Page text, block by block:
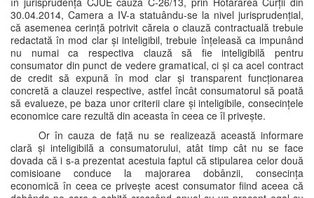
30.04.2014, Camera a IV-a statuându-se la nivel jurisprudențial,
că asemenea cerință potrivit căreia o clauză contractuală trebuie
redactată în mod clar și inteligibil, trebuie înțeleasă ca impunând
nu numai ca respectiva clauză să fie inteligibilă pentru
consumator din punct de vedere gramatical, ci și ca acel contract
de credit să expună în mod clar și transparent funcționarea
concretă a clauzei respective, astfel încât consumatorul să poată
să evalueze, pe baza unor criterii clare și inteligibile, consecințele
economice care rezultă din aceasta în ceea ce îl privește.
Or în cauza de față nu se realizează această informare
clară și inteligibilă a consumatorului, atât timp cât nu se face
dovada că i s-a prezentat acestuia faptul că stipularea celor două
comisioane conduce la majorarea dobânzii, consecința
economică în ceea ce privește acest consumator fiind aceea că